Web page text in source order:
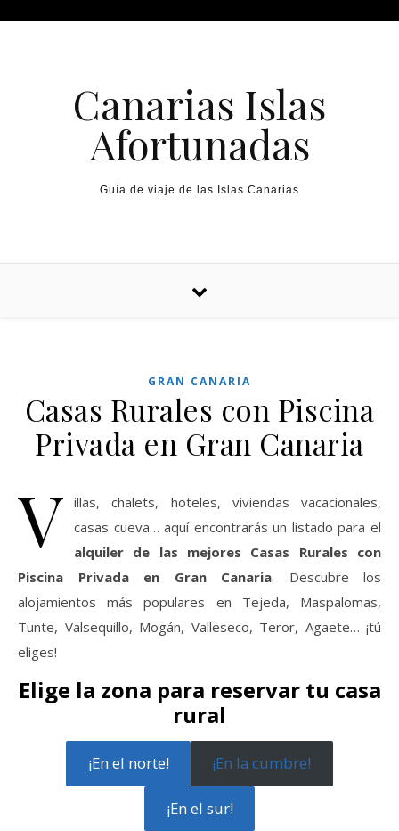
Canarias Islas
Afortunadas
Guía de viaje de las Islas Canarias
GRAN CANARIA
Casas Rurales con Piscina
Privada en Gran Canaria
V illas, chalets, hoteles, viviendas vacacionales,
casas cueva… aquí encontrarás un listado para el
alquiler de las mejores Casas Rurales con
Piscina Privada en Gran Canaria. Descubre los
alojamientos más populares en Tejeda, Maspalomas,
Tunte, Valsequillo, Mogán, Valleseco, Teror, Agaete… ¡tú
eliges!
Elige la zona para reservar tu casa
rural
¡En el norte! ¡En la cumbre!
¡En el sur!